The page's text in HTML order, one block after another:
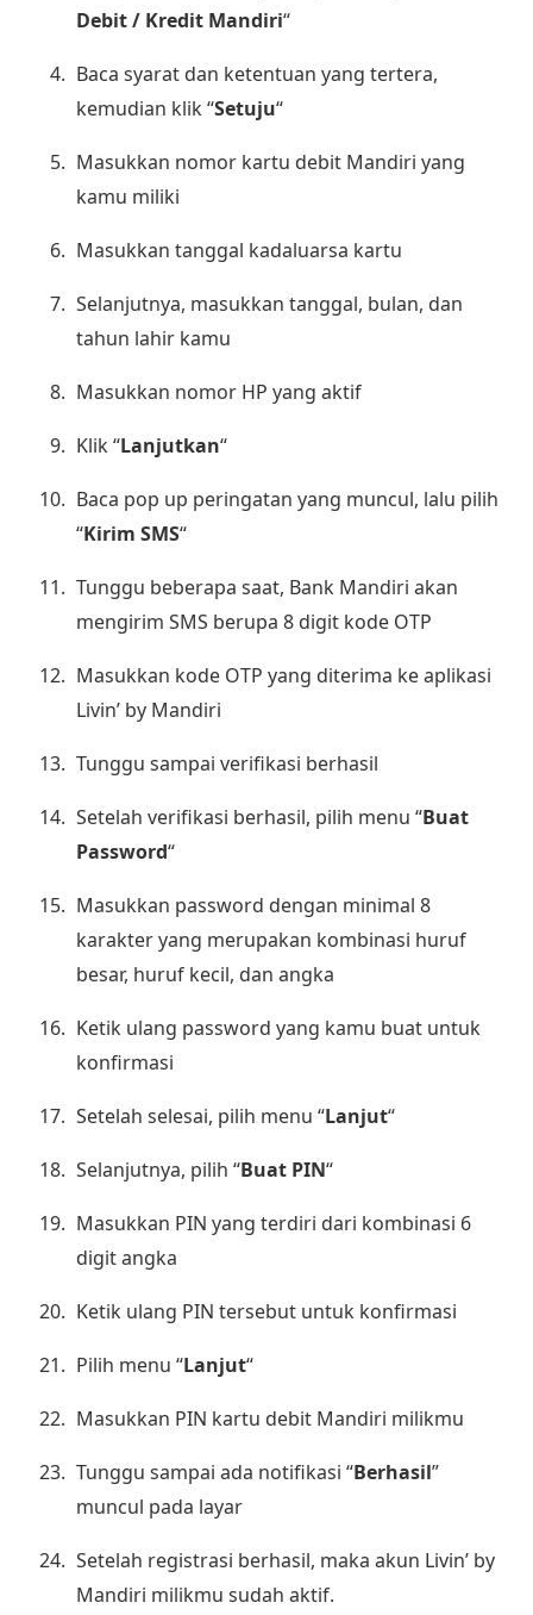
Debit / Kredit Mandiri“
Baca syarat dan ketentuan yang tertera,
kemudian klik “Setuju“
Masukkan nomor kartu debit Mandiri yang
kamu miliki
Masukkan tanggal kadaluarsa kartu
Selanjutnya, masukkan tanggal, bulan, dan
tahun lahir kamu
Masukkan nomor HP yang aktif
Klik “Lanjutkan“
Baca pop up peringatan yang muncul, lalu pilih
“Kirim SMS“
Tunggu beberapa saat, Bank Mandiri akan
mengirim SMS berupa 8 digit kode OTP
Masukkan kode OTP yang diterima ke aplikasi
Livin’ by Mandiri
Tunggu sampai verifikasi berhasil
Setelah verifikasi berhasil, pilih menu “Buat
Password“
Masukkan password dengan minimal 8
karakter yang merupakan kombinasi huruf
besar, huruf kecil, dan angka
Ketik ulang password yang kamu buat untuk
konfirmasi
Setelah selesai, pilih menu “Lanjut“
Selanjutnya, pilih “Buat PIN“
Masukkan PIN yang terdiri dari kombinasi 6
digit angka
Ketik ulang PIN tersebut untuk konfirmasi
Pilih menu “Lanjut“
Masukkan PIN kartu debit Mandiri milikmu
Tunggu sampai ada notifikasi “Berhasil”
muncul pada layar
Setelah registrasi berhasil, maka akun Livin’ by
Mandiri milikmu sudah aktif.